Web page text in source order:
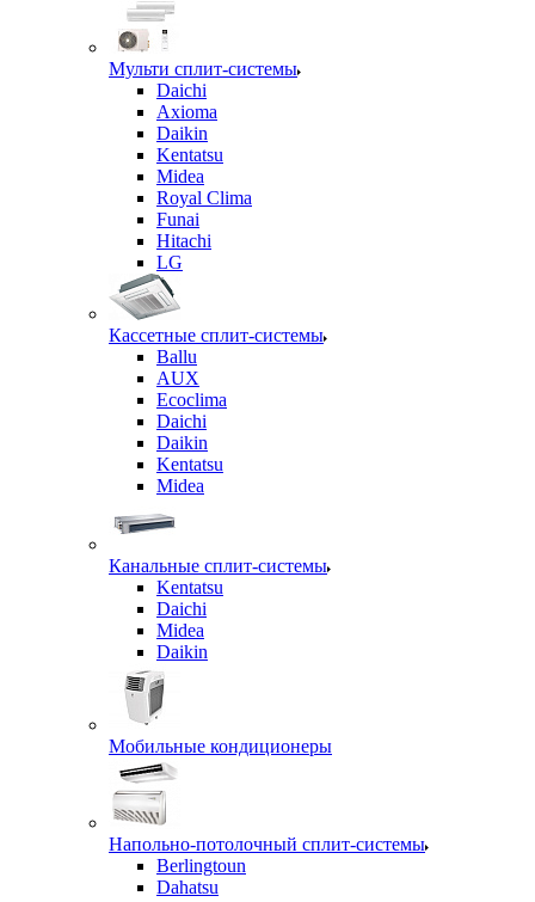
Мульти сплит-системы
Daichi
Axioma
Daikin
Kentatsu
Midea
Royal Clima
Funai
Hitachi
LG
Кассетные сплит-системы
Ballu
AUX
Ecoclima
Daichi
Daikin
Kentatsu
Midea
Канальные сплит-системы
Kentatsu
Daichi
Midea
Daikin
Мобильные кондиционеры
Напольно-потолочный сплит-системы
Berlingtoun
Dahatsu